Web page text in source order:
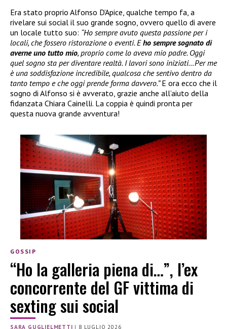
Era stato proprio Alfonso D’Apice, qualche tempo fa, a
rivelare sui social il suo grande sogno, ovvero quello di avere
un locale tutto suo: “Ho sempre avuto questa passione per i
locali, che fossero ristorazione o eventi. Eho sempre sognato di
averne uno tutto mio, proprio come lo aveva mio padre. Oggi
quel sogno sta per diventare realtà. I lavori sono iniziati…Per me
è una soddisfazione incredibile, qualcosa che sentivo dentro da
tanto tempo e che oggi prende forma davvero.”E ora ecco che il
sogno di Alfonso si è avverato, grazie anche all’aiuto della
fidanzata Chiara Cainelli. La coppia è quindi pronta per
questa nuova grande avventura!
GOSSIP
“Ho la galleria piena di…”, l’ex
concorrente del GF vittima di
sexting sui social
SARA GUGLIELMETTI | 8 LUGLIO 2026